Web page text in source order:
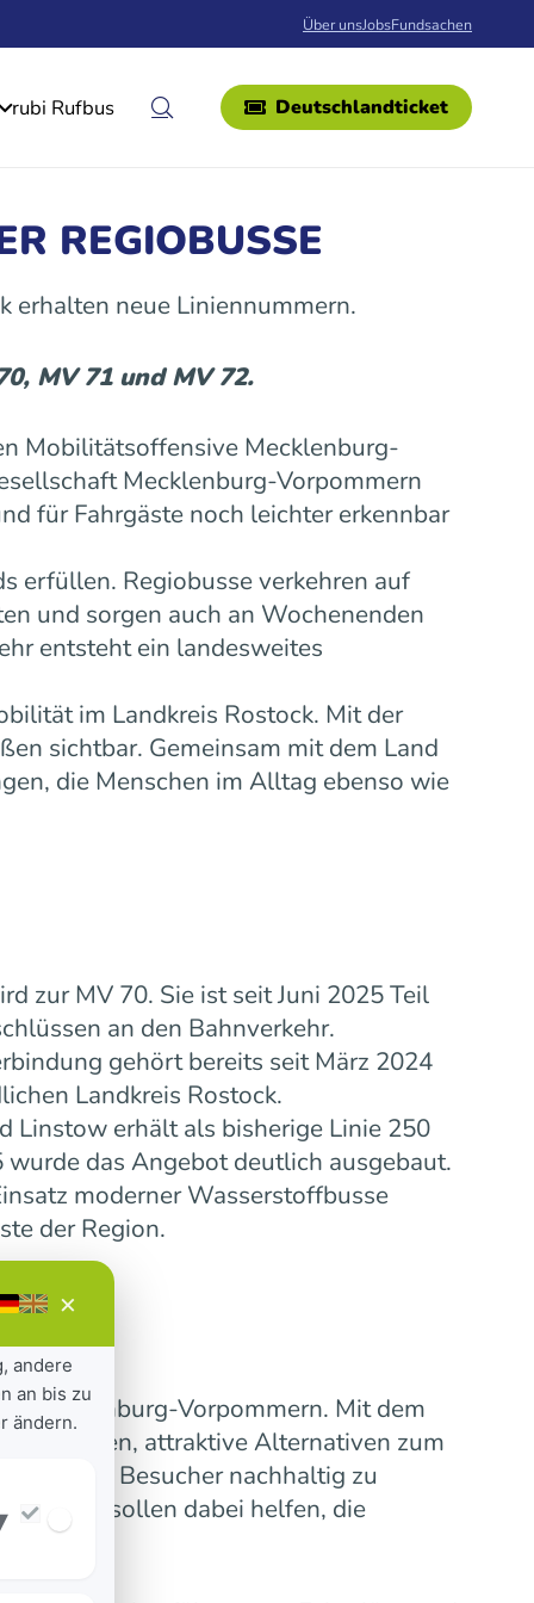
Über unsJobsFundsachen
rubi Rufbus Deutschlandticket
REGIOBUSSE
erhalten neue Liniennummern.
MV 71 und MV 72.
Mobilitätsoffensive Mecklenburg-
Mecklenburg-Vorpommern
für Fahrgäste noch leichter erkennbar
erfüllen. Regiobusse verkehren auf
und sorgen auch an Wochenenden
entsteht ein landesweites
im Landkreis Rostock. Mit der
sichtbar. Gemeinsam mit dem Land
die Menschen im Alltag ebenso wie
zur MV 70. Sie ist seit Juni 2025 Teil
an den Bahnverkehr.
gehört bereits seit März 2024
Landkreis Rostock.
Linstow erhält als bisherige Linie 250
das Angebot deutlich ausgebaut.
moderner Wasserstoffbusse
der Region.
Mecklenburg-Vorpommern. Mit dem
verbinden, attraktive Alternativen zum
und Besucher nachhaltig zu
sollen dabei helfen, die
×
andere
an bis zu
ändern.